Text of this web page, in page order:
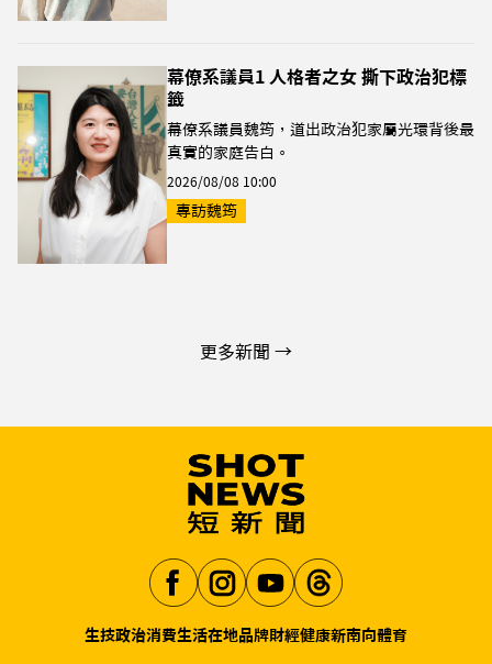
幕僚系議員1 人格者之女 撕下政治犯標
籤
幕僚系議員魏筠，道出政治犯家屬光環背後最
真實的家庭告白。
2026/08/08 10:00
專訪魏筠
更多新聞 →
生技政治消費生活在地品牌財經健康新南向體育